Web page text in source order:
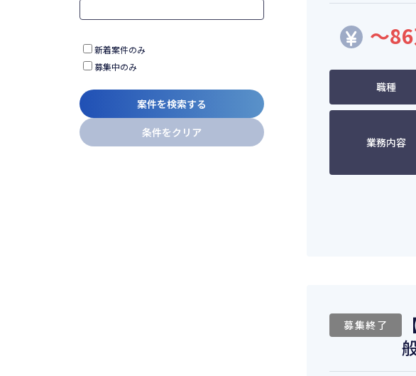
新着案件のみ
募集中のみ
案件を検索する
条件をクリア
～
職種
業務内容
募集終了